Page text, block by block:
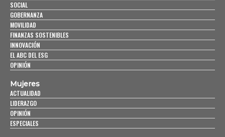
SOCIAL
GOBERNANZA
MOVILIDAD
FINANZAS SOSTENIBLES
INNOVACIÓN
EL ABC DEL ESG
OPINIÓN
Mujeres
ACTUALIDAD
LIDERAZGO
OPINIÓN
ESPECIALES